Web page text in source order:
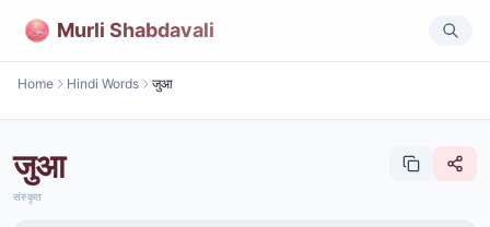
Murli Shabdavali
Home Hindi Words जुआ
जुआ
संस्कृत